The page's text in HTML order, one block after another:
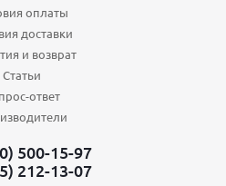
оплаты
доставки
и возврат
Статьи
ответ
500-15-97
212-13-07